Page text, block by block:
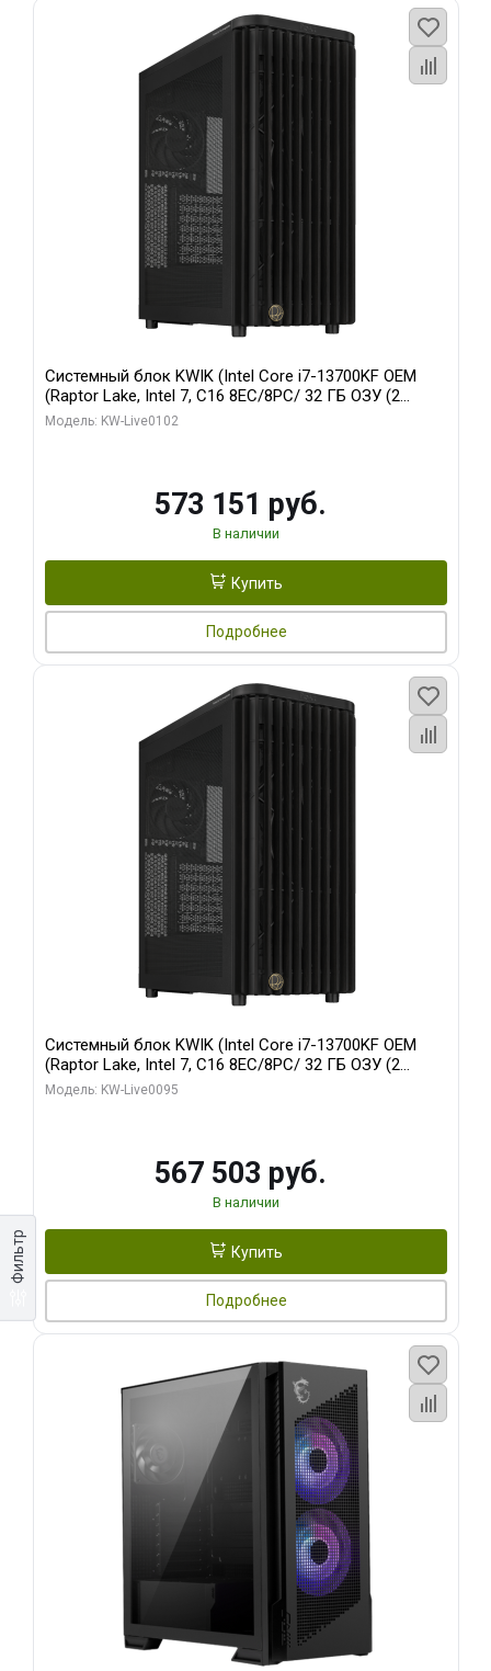
Фильтр
Системный блок KWIK (Intel Core i7-13700KF OEM
(Raptor Lake, Intel 7, C16 8EC/8PC/ 32 ГБ ОЗУ (2
модуля)/ Afox RTX4090 24GB GDDR6X 384-Bit 3xDP
Модель: KW-Live0102
573 151 руб.
В наличии
Купить
Подробнее
Системный блок KWIK (Intel Core i7-13700KF OEM
(Raptor Lake, Intel 7, C16 8EC/8PC/ 32 ГБ ОЗУ (2
модуля)/ Afox RTX4090 24GB GDDR6X 384-Bit 3xDP
Модель: KW-Live0095
567 503 руб.
В наличии
Купить
Подробнее